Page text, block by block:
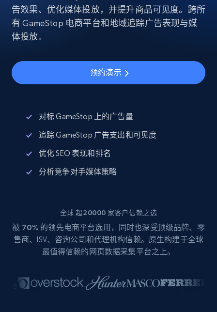
告效果、优化媒体投放，并提升商品可见度。跨所
有 GameStop 电商平台和地域追踪广告表现与媒
体投放。
预约演示
对标 GameStop 上的广告量
追踪 GameStop 广告支出和可见度
优化 SEO 表现和排名
分析竞争对手媒体策略
全球 超20000 家客户信赖之选
被 70% 的领先电商平台选用，同时也深受顶级品牌、零
售商、ISV、咨询公司和代理机构信赖。原生构建于全球
最值得信赖的网页数据采集平台之上。